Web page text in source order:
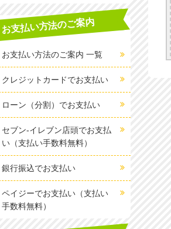
お支払い方法のご案内
お支払い方法のご案内 一覧
クレジットカードでお支払い
ローン（分割）でお支払い
セブン-イレブン店頭でお支払
い（支払い手数料無料）
銀行振込でお支払い
ペイジーでお支払い（支払い
手数料無料）